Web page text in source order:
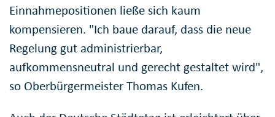
Einnahmepositionen ließe sich kaum
kompensieren. "Ich baue darauf, dass die neue
Regelung gut administrierbar,
aufkommensneutral und gerecht gestaltet wird",
so Oberbürgermeister Thomas Kufen.